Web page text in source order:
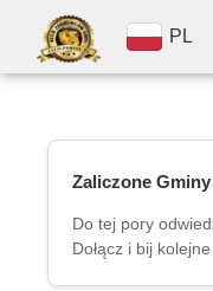
PL
Zaliczone Gminy
Do tej pory
Dołącz i bij